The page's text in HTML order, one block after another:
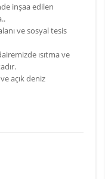
inşaa edilen
ve sosyal tesis
ısıtma ve
açık deniz